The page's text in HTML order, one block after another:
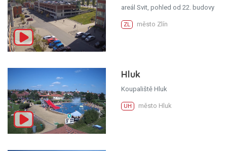
areál Svit, pohled od 22. budovy
ZL město Zlín
Hluk
Koupaliště Hluk
UH město Hluk